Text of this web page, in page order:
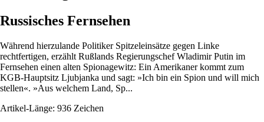
Russisches Fernsehen
Während hierzulande Politiker Spitzeleinsätze gegen Linke
rechtfertigen, erzählt Rußlands Regierungschef Wladimir Putin im
Fernsehen einen alten Spionagewitz: Ein Amerikaner kommt zum
KGB-Hauptsitz Ljubjanka und sagt: »Ich bin ein Spion und will mich
stellen«. »Aus welchem Land, Sp...
Artikel-Länge: 936 Zeichen